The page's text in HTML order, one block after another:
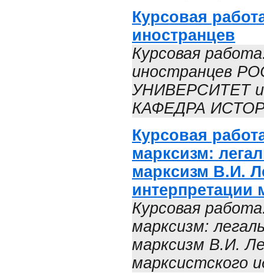
Курсовая
иностранцев
Курсовая
иностранцев
УНИВЕРСИТЕТ
КАФЕДРА
Курсовая
марксизм:
марксизм В.И.
интерпретации
Курсовая
марксизм:
марксизм В.И.
марксистского